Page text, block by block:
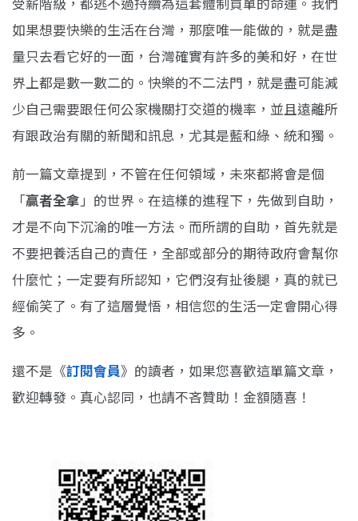
如果想要快樂的生活在台灣，那麼唯一能做的，就是盡
量只去看它好的一面，台灣確實有許多的美和好，在世
界上都是數一數二的。快樂的不二法門，就是盡可能減
少自己需要跟任何公家機關打交道的機率，並且遠離所
有跟政治有關的新聞和訊息，尤其是藍和綠、統和獨。
前一篇文章提到，不管在任何領域，未來都將會是個
「贏者全拿」的世界。在這樣的進程下，先做到自助，
才是不向下沉淪的唯一方法。而所謂的自助，首先就是
不要把養活自己的責任，全部或部分的期待政府會幫你
什麼忙；一定要有所認知，它們沒有扯後腿，真的就已
經偷笑了。有了這層覺悟，相信您的生活一定會開心得
多。
還不是《訂閱會員》的讀者，如果您喜歡這單篇文章，
歡迎轉發。真心認同，也請不吝贊助！金額隨喜！